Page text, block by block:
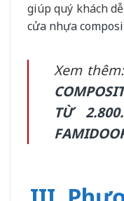
giúp quý khách
cửa nhựa
Xem thêm:
TỪ